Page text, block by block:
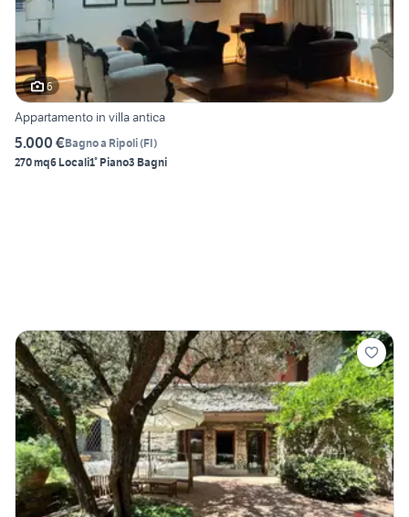
6
Appartamento in villa antica
5.000 €Bagno a Ripoli(FI)
270 mq6 Locali1° Piano3 Bagni